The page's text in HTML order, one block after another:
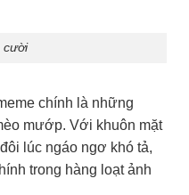
cười
chính là những
mướp. Với khuôn mặt
lúc ngáo ngơ khó tả,
trong hàng loạt ảnh